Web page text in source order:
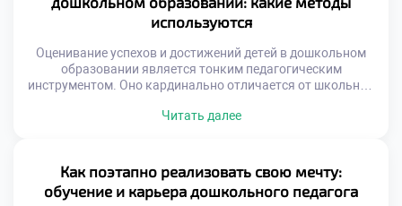
Только синтез […]
используются
Оценивание успехов и достижений детей в дошкольном
образовании является тонким педагогическим
инструментом. Оно кардинально отличается от школьной
развития, а не контроль. Педагог фиксирует динамику
своевременно. Правильная оценка вдохновляет малыша
на новые свершения. Специальность «Специальное
дошкольное образование» учит гуманистическому
Читать далее
Как поэтапно реализовать свою мечту:
обучение и карьера дошкольного педагога